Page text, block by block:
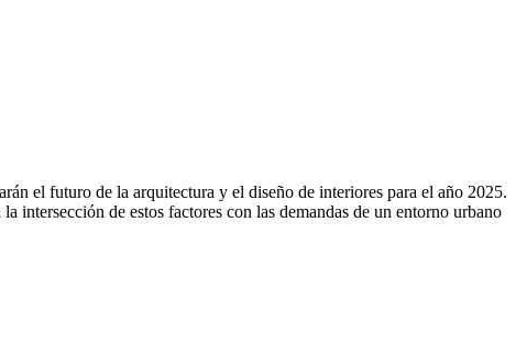
el futuro de la arquitectura y el diseño de interiores para el año 2025.
intersección de estos factores con las demandas de un entorno urbano